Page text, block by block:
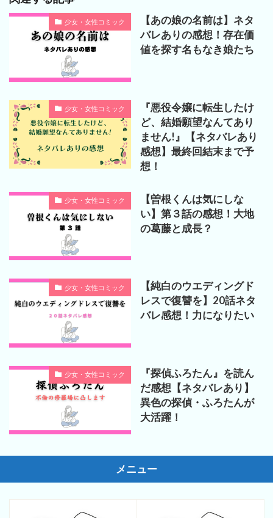
少女・女性コミック
【あの娘の名前は】ネタ
バレありの感想！存在価
値を探す名もなき娘たち
少女・女性コミック
『悪役令嬢に転生したけ
ど、結婚願望なんてあり
ません!』【ネタバレあり
感想】最終回結末まで予
想！
少女・女性コミック
【曽根くんは気にしな
い】第３話の感想！大地
の葛藤と成長？
少女・女性コミック
【純白のウエディングド
レスで復讐を】20話ネタ
バレ感想！力になりたい
少女・女性コミック
『探偵ふろたん』を読ん
だ感想【ネタバレあり】
異色の探偵・ふろたんが
大活躍！
メニュー